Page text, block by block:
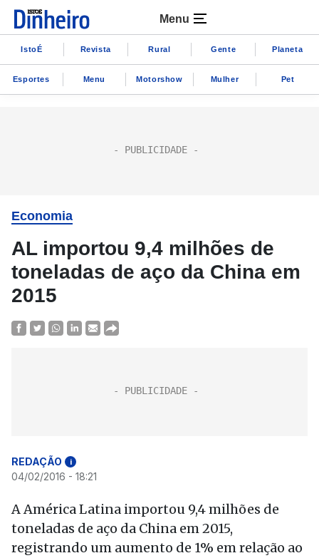
Menu
IstoÉ Revista Rural Gente Planeta
Esportes Menu Motorshow Mulher Pet
Economia
AL importou 9,4 milhões de
toneladas de aço da China em
2015
REDAÇÃO i
04/02/2016 - 18:21
A América Latina importou 9,4 milhões de
toneladas de aço da China em 2015,
registrando um aumento de 1% em relação ao